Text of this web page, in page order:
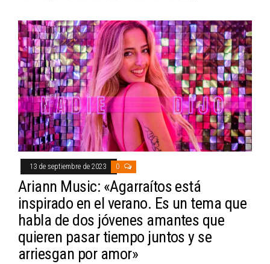
13 de septiembre de 2023 0
Ariann Music: «Agarraítos está
inspirado en el verano. Es un tema que
habla de dos jóvenes amantes que
quieren pasar tiempo juntos y se
arriesgan por amor»